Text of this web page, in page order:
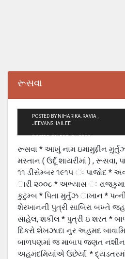
રૂસવા
POSTED BY NIHARIKA.RAVIA ,
JEEVANSHAILEE
POSTED ON FEB - 3 - 2020
રૂસવા * આખું નામ ઇમામુદ્દીન
મસ્તાન ( ઉર્દૂ શાયરીમાં ) ,
૧૧ ડીસેમ્બર ૧૯૧૫ ઃ પાજોદ
ારી ૨૦૦૮ * અભ્યાસ ઃ
કુટુમ્બ * પિતા મુર્તુઝ ાખાન *
શેરખાનની પુત્રી સાબિરા બખ્તે
સાહેલ, શકીલ * પુત્રી ઇ શરત *
દિકરો શેખઝાદા નુર અહમદ
બાળપણમાં જ માબાપ જણત નશીન
અહમદમિયાંએ ઉછેર્યા. *